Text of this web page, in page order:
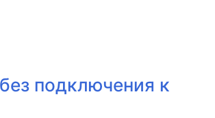
подключения к